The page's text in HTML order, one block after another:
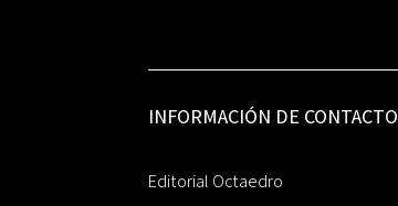
INFORMACIÓN DE CONTACTO
Editorial Octaedro